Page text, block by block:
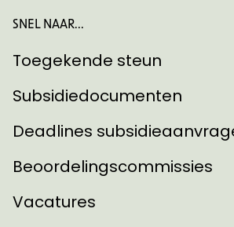
SNEL NAAR...
Toegekende steun
Subsidiedocumenten
Deadlines
Beoordelingscommissies
Vacatures